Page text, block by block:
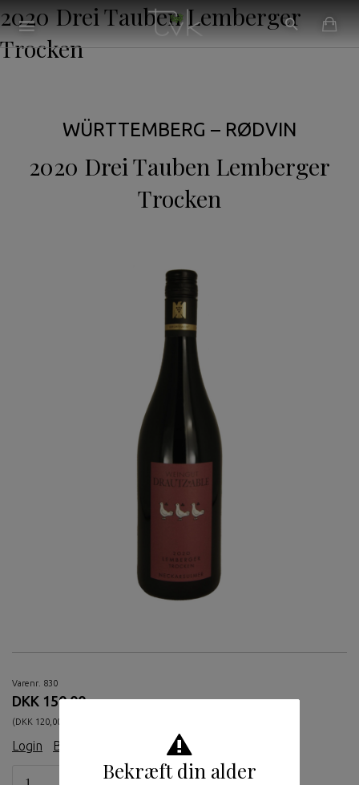
Bekræft din alder
2020 Drei Tauben Lemberger
Trocken
WÜRTTEMBERG – RØDVIN
2020 Drei Tauben Lemberger
Trocken
Varenr. 830
DKK 150,00
(DKK 120,00 ekskl. moms.)
Login Bliv medlem